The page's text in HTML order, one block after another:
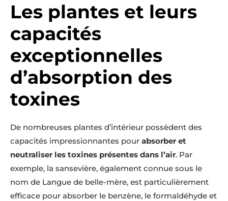
Les plantes et leurs
capacités
exceptionnelles
d’absorption des
toxines
De nombreuses plantes d’intérieur possèdent des
capacités impressionnantes pour absorber et
neutraliser les toxines présentes dans l’air. Par
exemple, la sansevière, également connue sous le
nom de Langue de belle-mère, est particulièrement
efficace pour absorber le benzène, le formaldéhyde et